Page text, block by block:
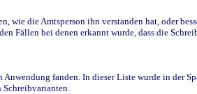
die Amtsperson ihn verstanden hat, oder
Fällen bei denen erkannt wurde, dass die
fanden. In dieser Liste wurde in der